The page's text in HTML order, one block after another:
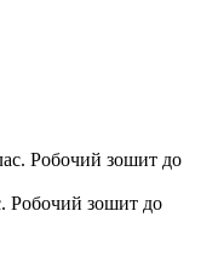
Робочий зошит до